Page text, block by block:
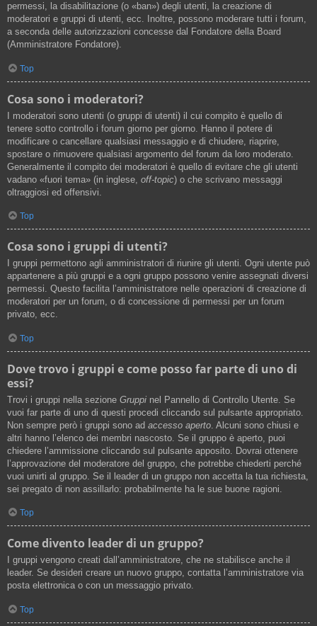
permessi, la disabilitazione (o «ban») degli utenti, la creazione di
moderatori e gruppi di utenti, ecc. Inoltre, possono moderare tutti i forum,
a seconda delle autorizzazioni concesse dal Fondatore della Board
(Amministratore Fondatore).
Top
Cosa sono i moderatori?
I moderatori sono utenti (o gruppi di utenti) il cui compito è quello di
tenere sotto controllo i forum giorno per giorno. Hanno il potere di
modificare o cancellare qualsiasi messaggio e di chiudere, riaprire,
spostare o rimuovere qualsiasi argomento del forum da loro moderato.
Generalmente il compito dei moderatori è quello di evitare che gli utenti
vadano «fuori tema» (in inglese, off-topic) o che scrivano messaggi
oltraggiosi ed offensivi.
Top
Cosa sono i gruppi di utenti?
I gruppi permettono agli amministratori di riunire gli utenti. Ogni utente può
appartenere a più gruppi e a ogni gruppo possono venire assegnati diversi
permessi. Questo facilita l’amministratore nelle operazioni di creazione di
moderatori per un forum, o di concessione di permessi per un forum
privato, ecc.
Top
Dove trovo i gruppi e come posso far parte di uno di
essi?
Trovi i gruppi nella sezione Gruppi nel Pannello di Controllo Utente. Se
vuoi far parte di uno di questi procedi cliccando sul pulsante appropriato.
Non sempre però i gruppi sono ad accesso aperto . Alcuni sono chiusi e
altri hanno l’elenco dei membri nascosto. Se il gruppo è aperto, puoi
chiedere l’ammissione cliccando sul pulsante apposito. Dovrai ottenere
l’approvazione del moderatore del gruppo, che potrebbe chiederti perché
vuoi unirti al gruppo. Se il leader di un gruppo non accetta la tua richiesta,
sei pregato di non assillarlo: probabilmente ha le sue buone ragioni.
Top
Come divento leader di un gruppo?
I gruppi vengono creati dall’amministratore, che ne stabilisce anche il
leader. Se desideri creare un nuovo gruppo, contatta l’amministratore via
posta elettronica o con un messaggio privato.
Top